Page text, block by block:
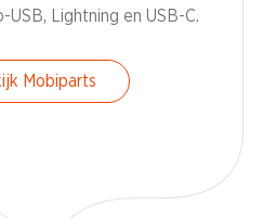
USB, Lightning en USB-C.
Mobiparts